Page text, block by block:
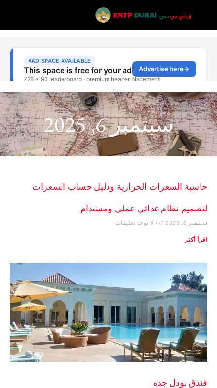
سبتمبر 6, 2025
حاسبة السعرات الحرارية ودليل حساب السعرات
لتصميم نظام غذائي عملي ومستدام
سبتمبر 6, 2025 لا توجد تعليقات
اقرأ أكثر
فندق بودل جده